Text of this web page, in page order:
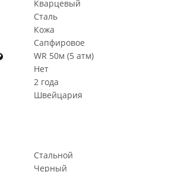
Кварцевый
Сталь
Кожа
Сапфировое
WR 50м (5 атм)
Нет
2 года
Швейцария
Стальной
Черный